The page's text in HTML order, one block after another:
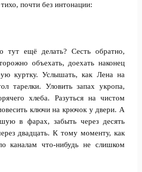
почти без интонации:
тут ещё делать? Сесть обратно,
объехать, доехать наконец
куртку. Услышать, как Лена на
тарелки. Уловить запах укропа,
хлеба. Разуться на чистом
ключи на крючок у двери. А
в фарах, забыть через десять
двадцать. К тому моменту, как
каналам что-нибудь не слишком